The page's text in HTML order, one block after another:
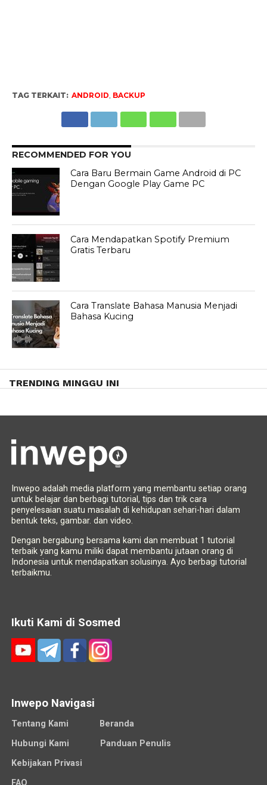
TAG TERKAIT: ANDROID, BACKUP
RECOMMENDED FOR YOU
Cara Baru Bermain Game Android di PC
Dengan Google Play Game PC
Cara Mendapatkan Spotify Premium
Gratis Terbaru
Cara Translate Bahasa Manusia Menjadi
Bahasa Kucing
TRENDING MINGGU INI
Inwepo adalah media platform yang membantu setiap orang
untuk belajar dan berbagi tutorial, tips dan trik cara
penyelesaian suatu masalah di kehidupan sehari-hari dalam
bentuk teks, gambar. dan video.
Dengan bergabung bersama kami dan membuat 1 tutorial
terbaik yang kamu miliki dapat membantu jutaan orang di
Indonesia untuk mendapatkan solusinya. Ayo berbagi tutorial
terbaikmu.
Ikuti Kami di Sosmed
Inwepo Navigasi
Tentang Kami
Beranda
Hubungi Kami
Panduan Penulis
Kebijakan Privasi